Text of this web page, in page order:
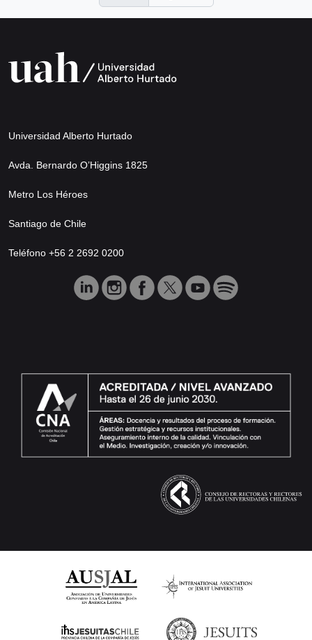
Universidad Alberto Hurtado
Avda. Bernardo O’Higgins 1825
Metro Los Héroes
Santiago de Chile
Teléfono +56 2 2692 0200